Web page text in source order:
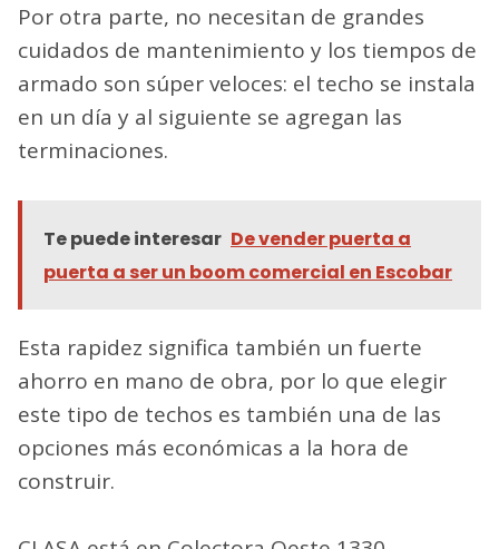
Por otra parte, no necesitan de grandes
cuidados de mantenimiento y los tiempos de
armado son súper veloces: el techo se instala
en un día y al siguiente se agregan las
terminaciones.
Te puede interesar De vender puerta a
puerta a ser un boom comercial en Escobar
Esta rapidez significa también un fuerte
ahorro en mano de obra, por lo que elegir
este tipo de techos es también una de las
opciones más económicas a la hora de
construir.